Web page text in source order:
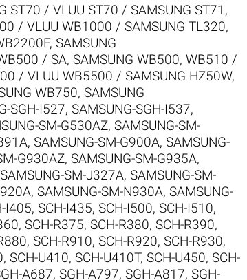
ST70 / VLUU ST70 / SAMSUNG ST71 ,
/ VLUU WB1000 / SAMSUNG TL320,
, SAMSUNG
/ SA, SAMSUNG WB500, WB510 /
/ VLUU WB5500 / SAMSUNG HZ50W,
WB750, SAMSUNG
SGH-I527, SAMSUNG-SGH-I537,
SM-G530AZ, SAMSUNG-SM-
, SAMSUNG-SM-G900A, SAMSUNG-
G930AZ, SAMSUNG-SM-G935A,
SAMSUNG-SM-J327A, SAMSUNG-SM-
, SAMSUNG-SM-N930A, SAMSUNG-
I405, SCH-I435, SCH-I500, SCH-I510,
, SCH-R375, SCH-R380, SCH-R390,
, SCH-R910, SCH-R920, SCH-R930,
, SCH-U410, SCH-U410T, SCH-U450, SCH-
A687, SGH-A797, SGH-A817, SGH-